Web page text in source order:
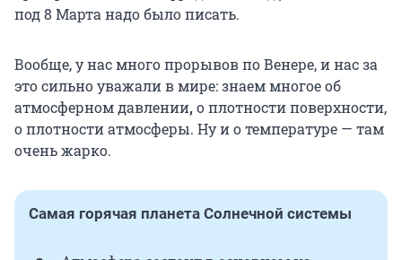
под 8 Марта надо было писать.
Вообще, у нас много прорывов по Венере, и нас за
это сильно уважали в мире: знаем многое об
атмосферном давлении,о плотности поверхности,
о плотности атмосферы. Ну и о температуре — там
очень жарко.
Самая горячая планета Солнечной системы